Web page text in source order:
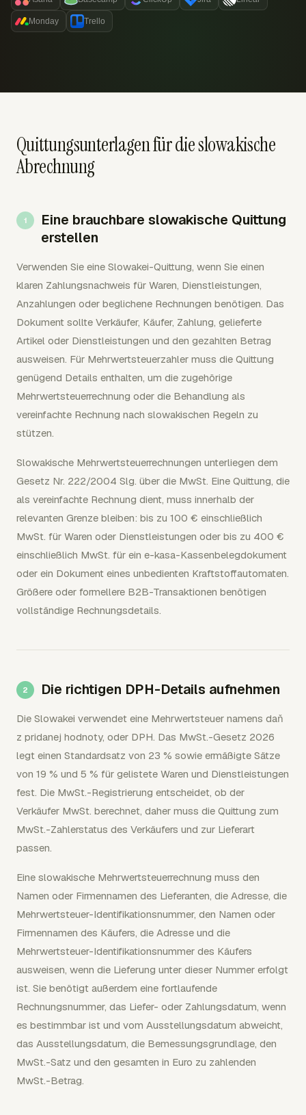
Monday Trello
Quittungsunterlagen für die slowakische
Abrechnung
Eine brauchbare slowakische Quittung
erstellen
Verwenden Sie eine Slowakei-Quittung, wenn Sie einen
klaren Zahlungsnachweis für Waren, Dienstleistungen,
Anzahlungen oder beglichene Rechnungen benötigen. Das
Dokument sollte Verkäufer, Käufer, Zahlung, gelieferte
Artikel oder Dienstleistungen und den gezahlten Betrag
ausweisen. Für Mehrwertsteuerzahler muss die Quittung
genügend Details enthalten, um die zugehörige
Mehrwertsteuerrechnung oder die Behandlung als
vereinfachte Rechnung nach slowakischen Regeln zu
stützen.
Slowakische Mehrwertsteuerrechnungen unterliegen dem
Gesetz Nr. 222/2004 Slg. über die MwSt. Eine Quittung, die
als vereinfachte Rechnung dient, muss innerhalb der
relevanten Grenze bleiben: bis zu 100 € einschließlich
MwSt. für Waren oder Dienstleistungen oder bis zu 400 €
einschließlich MwSt. für ein e-kasa-Kassenbelegdokument
oder ein Dokument eines unbedienten Kraftstoffautomaten.
Größere oder formellere B2B-Transaktionen benötigen
vollständige Rechnungsdetails.
Die richtigen DPH-Details aufnehmen
Die Slowakei verwendet eine Mehrwertsteuer namens daň
z pridanej hodnoty, oder DPH. Das MwSt.-Gesetz 2026
legt einen Standardsatz von 23 % sowie ermäßigte Sätze
von 19 % und 5 % für gelistete Waren und Dienstleistungen
fest. Die MwSt.-Registrierung entscheidet, ob der
Verkäufer MwSt. berechnet, daher muss die Quittung zum
MwSt.-Zahlerstatus des Verkäufers und zur Lieferart
passen.
Eine slowakische Mehrwertsteuerrechnung muss den
Namen oder Firmennamen des Lieferanten, die Adresse, die
Mehrwertsteuer-Identifikationsnummer, den Namen oder
Firmennamen des Käufers, die Adresse und die
Mehrwertsteuer-Identifikationsnummer des Käufers
ausweisen, wenn die Lieferung unter dieser Nummer erfolgt
ist. Sie benötigt außerdem eine fortlaufende
Rechnungsnummer, das Liefer- oder Zahlungsdatum, wenn
es bestimmbar ist und vom Ausstellungsdatum abweicht,
das Ausstellungsdatum, die Bemessungsgrundlage, den
MwSt.-Satz und den gesamten in Euro zu zahlenden
MwSt.-Betrag.